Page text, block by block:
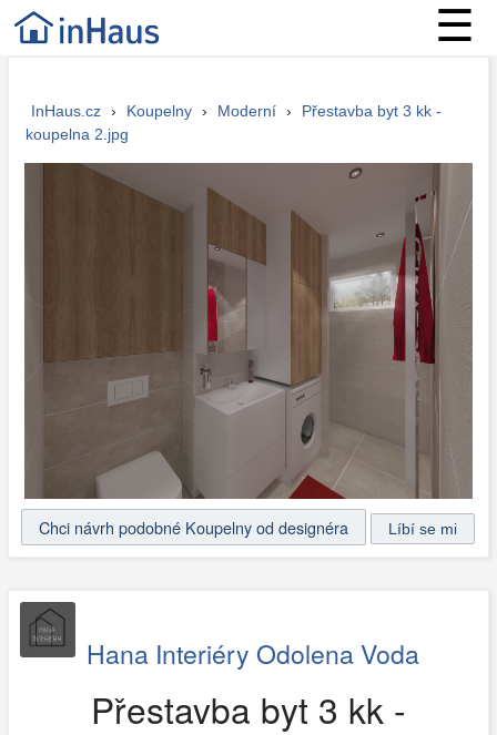
☰
InHaus.cz › Koupelny › Moderní ›
Přestavba byt 3 kk -
koupelna 2.jpg
Chci návrh podobné Koupelny od designéra
Hana Interiéry Odolena Voda
Přestavba byt 3 kk -